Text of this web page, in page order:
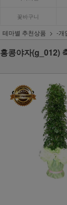
꽃바구니
테마별 추천상품 -개
홍콩야자(g_012)